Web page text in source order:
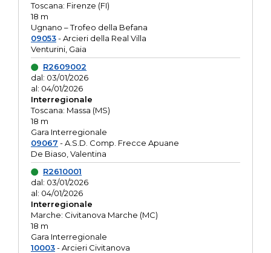
Toscana: Firenze (FI)
18 m
Ugnano – Trofeo della Befana
09053- Arcieri della Real Villa
Venturini, Gaia
R2609002
dal: 03/01/2026
al: 04/01/2026
Interregionale
Toscana: Massa (MS)
18 m
Gara Interregionale
09067 - A.S.D. Comp. Frecce Apuane
De Biaso, Valentina
R2610001
dal: 03/01/2026
al: 04/01/2026
Interregionale
Marche: Civitanova Marche (MC)
18 m
Gara Interregionale
10003- Arcieri Civitanova